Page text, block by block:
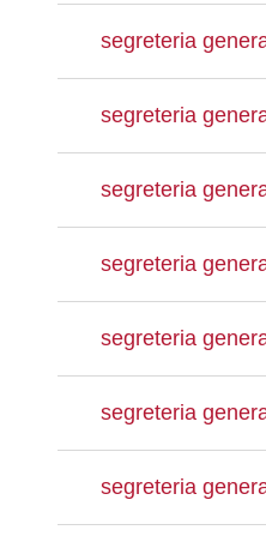
segreteria
segreteria
segreteria
segreteria
segreteria
segreteria
segreteria